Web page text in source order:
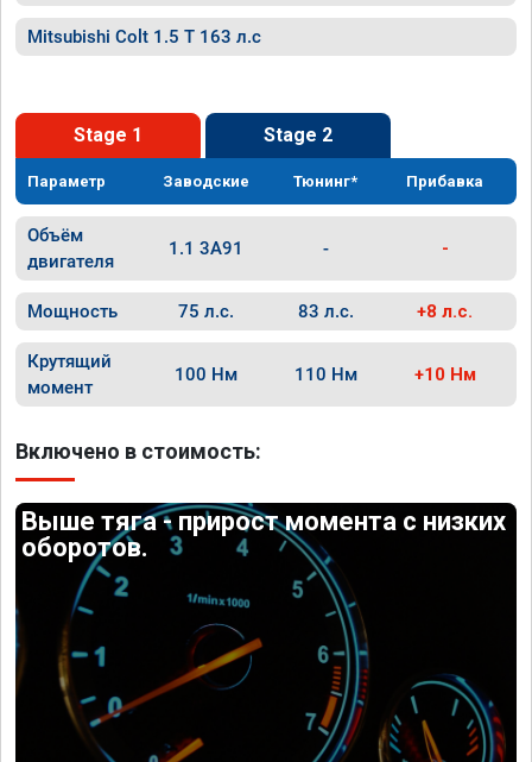
Mitsubishi Colt 1.5 T 163 л.с
Stage 1 Stage 2
Параметр Заводские Тюнинг* Прибавка
Объём
двигателя
1.1 3A91 - -
Мощность 75 л.с. 83 л.с. +8 л.с.
Крутящий
момент
100 Нм 110 Нм +10 Нм
Включено в стоимость:
Выше тяга - прирост момента с низких
оборотов.